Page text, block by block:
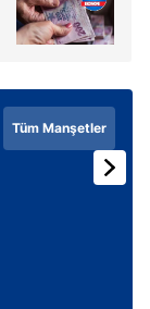
Tüm Manşetler